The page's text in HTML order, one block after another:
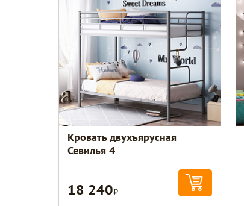
Кровать двухъярусная
Севилья 4
18 240Р